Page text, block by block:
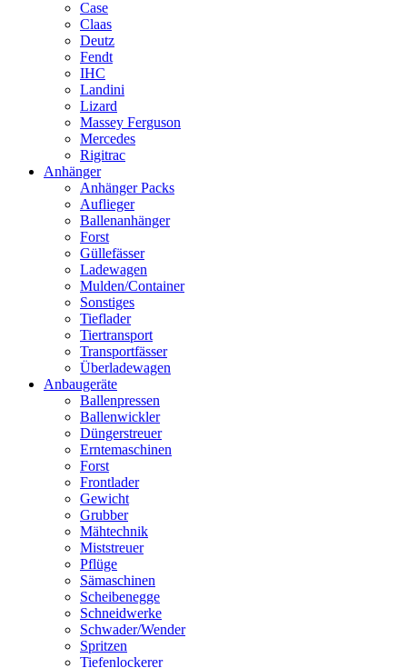
Case
Claas
Deutz
Fendt
IHC
Landini
Lizard
Massey Ferguson
Mercedes
Rigitrac
Anhänger
Anhänger Packs
Auflieger
Ballenanhänger
Forst
Güllefässer
Ladewagen
Mulden/Container
Sonstiges
Tieflader
Tiertransport
Transportfässer
Überladewagen
Anbaugeräte
Ballenpressen
Ballenwickler
Düngerstreuer
Erntemaschinen
Forst
Frontlader
Gewicht
Grubber
Mähtechnik
Miststreuer
Pflüge
Sämaschinen
Scheibenegge
Schneidwerke
Schwader/Wender
Spritzen
Tiefenlockerer